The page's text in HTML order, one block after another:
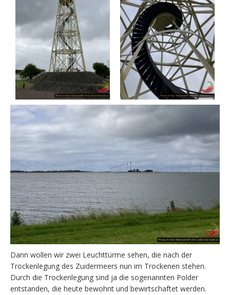
Dann wollen wir zwei Leuchttürme sehen, die nach der
Trockenlegung des Zuidermeers nun im Trockenen stehen.
Durch die Trockenlegung sind ja die sogenannten Polder
entstanden, die heute bewohnt und bewirtschaftet werden.